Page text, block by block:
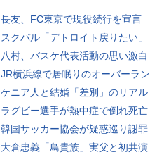
長友、FC東京で現役続行を宣言
スクバル「デトロイト戻りたい」
八村、バスケ代表活動の思い激白
JR横浜線で居眠りのオーバーラン
ケニア人と結婚「差別」のリアル
ラグビー選手が熱中症で倒れ死亡
韓国サッカー協会が疑惑巡り謝罪
大倉忠義「鳥貴族」実父と初共演